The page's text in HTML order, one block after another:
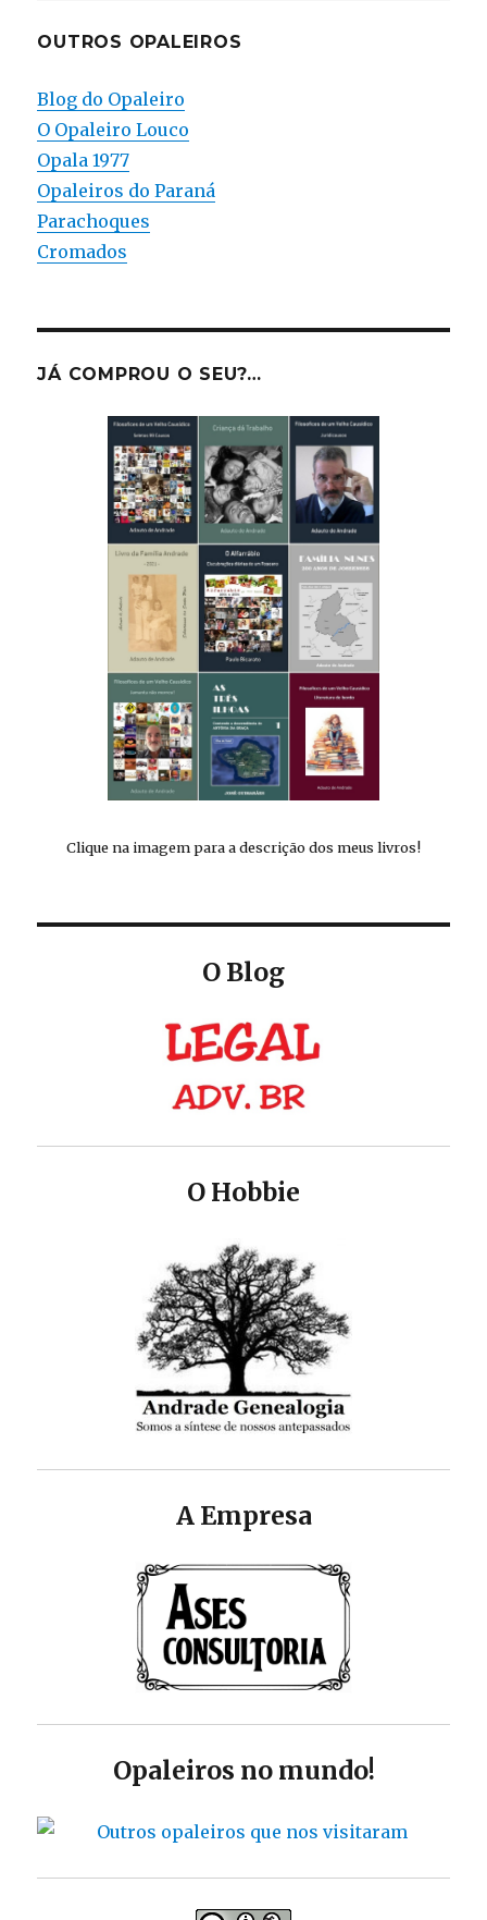
OUTROS OPALEIROS
Blog do Opaleiro
O Opaleiro Louco
Opala 1977
Opaleiros do Paraná
Parachoques
Cromados
JÁ COMPROU O SEU?…
Clique na imagem para a descrição dos meus livros!
O Blog
O Hobbie
A Empresa
Opaleiros no mundo!